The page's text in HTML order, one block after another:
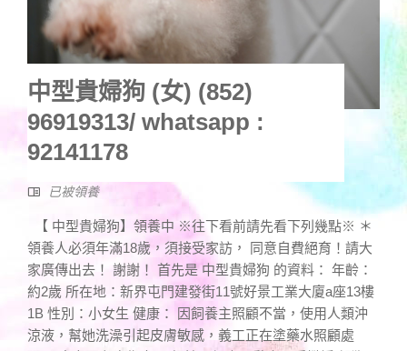
中型貴婦狗 (女) (852)
96919313/ whatsapp :
92141178
已被領養
【 中型貴婦狗】領養中 ※往下看前請先看下列幾點※ ＊
領養人必須年滿18歲，須接受家訪， 同意自費絕育！請大
家廣傳出去！ 謝謝！ 首先是 中型貴婦狗 的資料： 年齡：
約2歲 所在地：新界屯門建發街11號好景工業大廈a座13樓
1B 性別：小女生 健康： 因飼養主照顧不當，使用人類沖
涼液，幫她洗澡引起皮膚敏感，義工正在塗藥水照顧處